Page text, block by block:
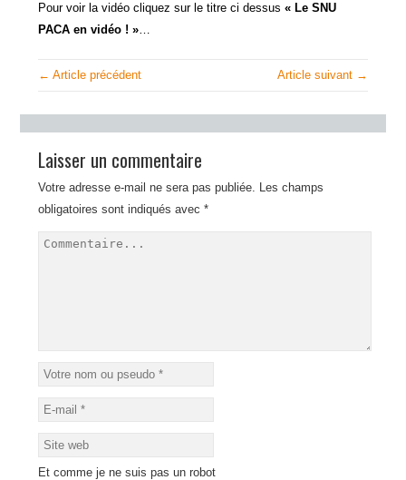
Pour voir la vidéo cliquez sur le titre ci dessus« Le SNU
PACA en vidéo ! »…
← Article précédent Article suivant →
Laisser un commentaire
Votre adresse e-mail ne sera pas publiée. Les champs
obligatoires sont indiqués avec*
Et comme je ne suis pas un robot